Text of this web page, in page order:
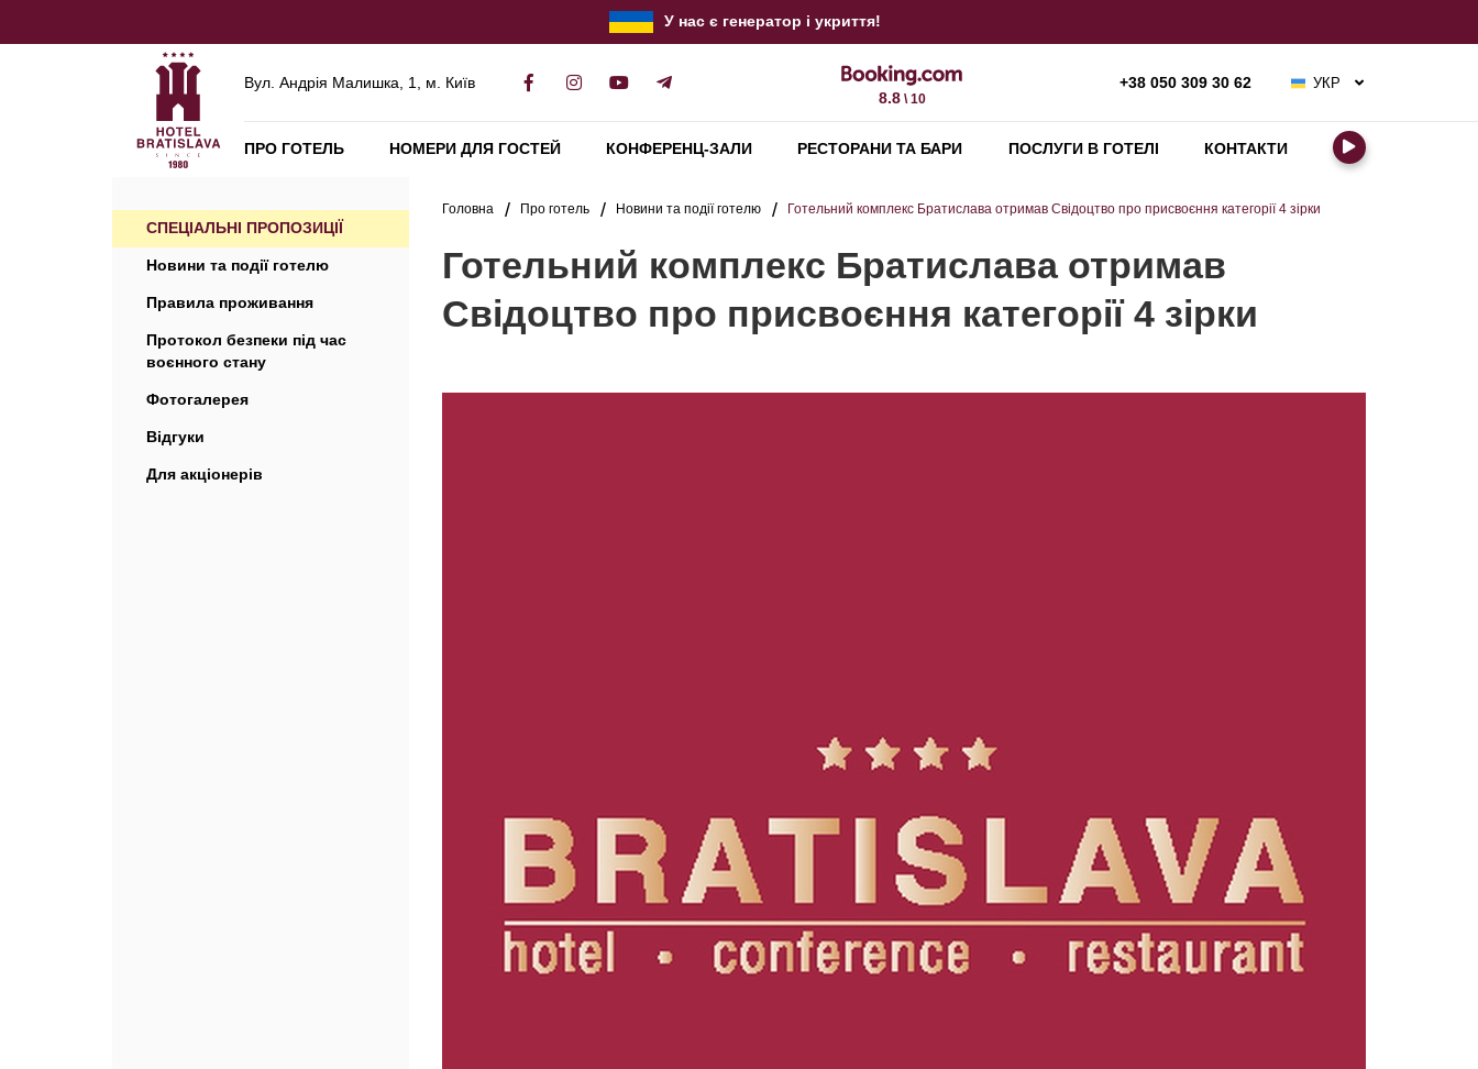
У нас є генератор і укриття!
Вул. Андрія Малишка, 1, м. Київ
8.8\ 10
+38 050 309 30 62
УКР
ENG
ПРО ГОТЕЛЬ НОМЕРИ ДЛЯ ГОСТЕЙ КОНФЕРЕНЦ-ЗАЛИ РЕСТОРАНИ ТА БАРИ ПОСЛУГИ В ГОТЕЛІ КОНТАКТИ
СПЕЦІАЛЬНІ ПРОПОЗИЦІЇ
Новини та події готелю
Правила проживання
Протокол безпеки під час
воєнного стану
Фотогалерея
Відгуки
Для акціонерів
Головна Про готель Новини та події готелю Готельний комплекс Братислава отримав Свідоцтво про присвоєння категорії 4 зірки
Готельний комплекс Братислава отримав
Свідоцтво про присвоєння категорії 4 зірки